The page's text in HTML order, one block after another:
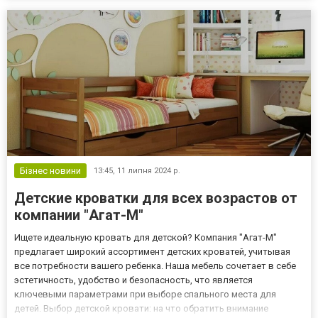
Бізнес новини 13:45, 11 липня 2024 р.
Детские кроватки для всех возрастов от
компании "Агат-М"
Ищете идеальную кровать для детской? Компания "Агат-М"
предлагает широкий ассортимент детских кроватей, учитывая
все потребности вашего ребенка. Наша мебель сочетает в себе
эстетичность, удобство и безопасность, что является
ключевыми параметрами при выборе спального места для
детей. Выбор детской кровати: на что обратить внимание